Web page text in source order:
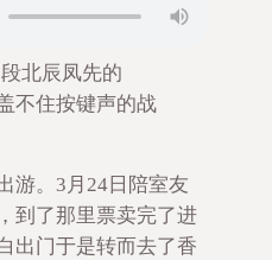
北辰凤先的
不住按键声的战
游。3月24日陪室友
到了那里票卖完了进
出门于是转而去了香